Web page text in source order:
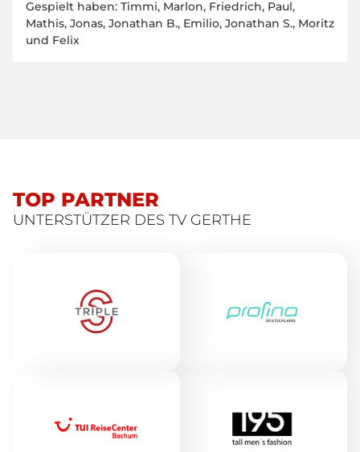
Gespielt haben: Timmi, Marlon, Friedrich, Paul,
Mathis, Jonas, Jonathan B., Emilio, Jonathan S., Moritz
und Felix
TOP PARTNER
UNTERSTÜTZER DES TV GERTHE